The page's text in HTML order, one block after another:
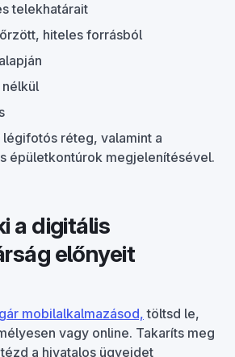
telekhatárait
hiteles forrásból
réteg, valamint a
épületkontúrok megjelenítésével.
a digitális
előnyeit
mobilalkalmazásod, töltsd le,
vagy online. Takaríts meg
a hivatalos ügyeidet